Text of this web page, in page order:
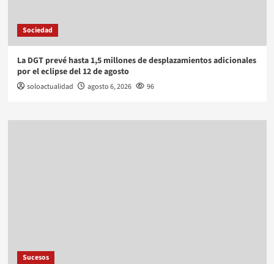
Sociedad
La DGT prevé hasta 1,5 millones de desplazamientos adicionales
por el eclipse del 12 de agosto
soloactualidad agosto 6, 2026 96
Sucesos